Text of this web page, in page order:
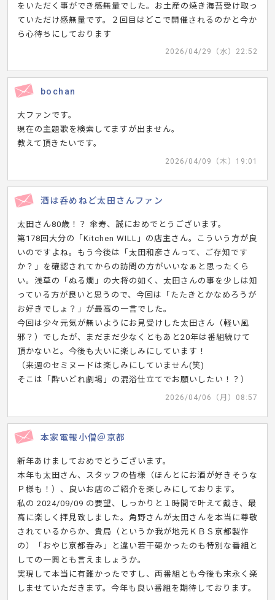
をいただく事ができ感無量でした。お土産の焼き海苔受け取っ
ていただけ感無量です。２回目はどこで開催されるのかと今か
ら心待ちにしております
2026/04/29（水）22:52
bochan
大ファンです。
現在の主題歌を検索してますが出ません。
教えて頂きたいです。
2026/04/09（木）19:01
酒は呑めねど太田さんファン
太田さん80歳！？ 傘寿、誠におめでとうございます。
第178回大分の「Kitchen WILL」の店主さん。こういう方が良
いのですよね。もう今後は「太田和彦さんって、ご存知です
か？」を確認されてからの訪問の方がいいなぁと思ったくら
い。浅草の「ぬる燗」の大将の如く、太田さんの事を少しは知
っている方が良いと思うので、今回は「たたきとかなめろうが
お好きでしょ？」が最高の一言でした。
今回は少々元気が無いようにお見受けした太田さん（軽い風
邪？）でしたが、まだまだ少なくともあと20年は番組続けて
頂かないと。今後も大いに楽しみにしています！
（来週のセミヌードは楽しみにしていません(笑)
そこは「酔いどれ劇場」の混浴仕立てでお願いしたい！？）
2026/04/06（月）08:57
本家電報小僧＠京都
新年あけましておめでとうございます。
本年も太田さん、スタッフの皆様（ほんとにお酒が好きそうな
Ｐ様も！）、良いお店のご紹介を楽しみにしております。
私の 2024/09/09 の要望、しっかりと１時間で叶えて戴き、最
高に楽しく拝見致しました。角野さんが太田さんを本当に尊敬
されているからか、貴局（というか我が地元ＫＢＳ京都製作
の）「おやじ京都呑み」と違い若干硬かったのも特別な番組と
しての一興とも言えましょうか。
実現して本当に有難かったですし、両番組とも今後も末永く楽
しませていただきます。今年も良い番組を期待しております。